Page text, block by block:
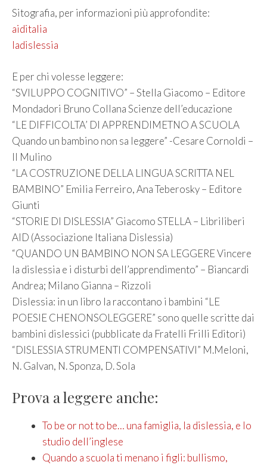
Sitografia, per informazioni più approfondite:
aiditalia
ladislessia
E per chi volesse leggere:
“SVILUPPO COGNITIVO” – Stella Giacomo – Editore
Mondadori Bruno Collana Scienze dell’educazione
“LE DIFFICOLTA’ DI APPRENDIMETNO A SCUOLA
Quando un bambino non sa leggere” -Cesare Cornoldi –
Il Mulino
“LA COSTRUZIONE DELLA LINGUA SCRITTA NEL
BAMBINO” Emilia Ferreiro, Ana Teberosky – Editore
Giunti
“STORIE DI DISLESSIA” Giacomo STELLA – Libriliberi
AID (Associazione Italiana Dislessia)
“QUANDO UN BAMBINO NON SA LEGGERE Vincere
la dislessia e i disturbi dell’apprendimento” – Biancardi
Andrea; Milano Gianna – Rizzoli
Dislessia: in un libro la raccontano i bambini “LE
POESIE CHENONSOLEGGERE” sono quelle scritte dai
bambini dislessici (pubblicate da Fratelli Frilli Editori)
“DISLESSIA STRUMENTI COMPENSATIVI” M.Meloni,
N. Galvan, N. Sponza, D. Sola
Prova a leggere anche:
To be or not to be… una famiglia, la dislessia, e lo
studio dell’inglese
Quando a scuola ti menano i figli: bullismo,